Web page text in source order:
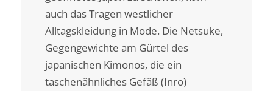
auch das Tragen westlicher
Alltagskleidung in Mode. Die Netsuke,
Gegengewichte am Gürtel des
japanischen Kimonos, die ein
taschenähnliches Gefäß (Inro)